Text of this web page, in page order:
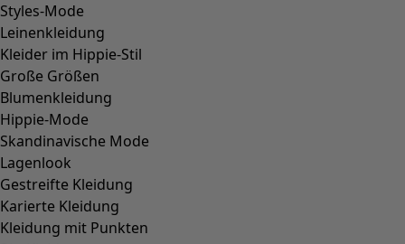
Styles-Mode
Leinenkleidung
Kleider im Hippie-Stil
Große Größen
Blumenkleidung
Hippie-Mode
Skandinavische Mode
Lagenlook
Gestreifte Kleidung
Karierte Kleidung
Kleidung mit Punkten